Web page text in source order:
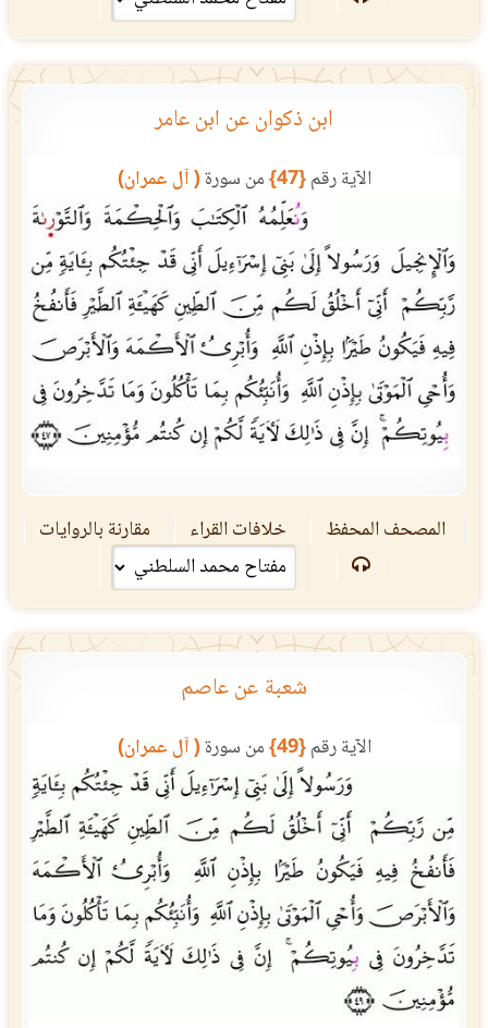
ابن ذكوان عن ابن عامر
الآية رقم{47} من سورة( آل عمران)
المصحف المحفظ خلافات القراء مقارنة بالروايات
شعبة عن عاصم
الآية رقم{49} من سورة( آل عمران)